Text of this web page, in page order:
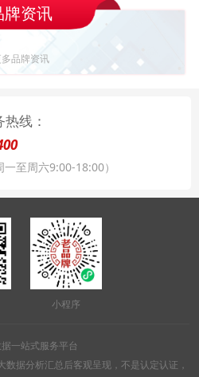
牌资讯
多品牌资讯
线：
一至周六9:00-18:00）
小程序
一站式服务平台
数据分析汇总后客观呈现，不是认定认证，